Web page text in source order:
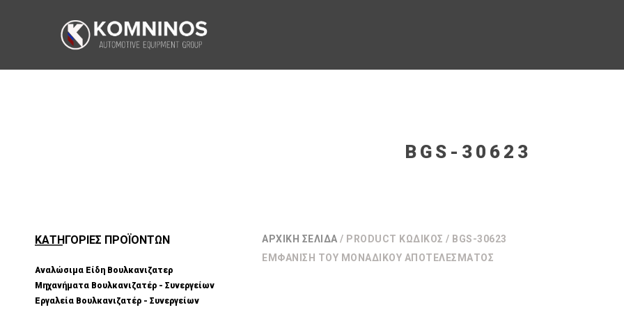
BGS-30623
ΑΡΧΙΚΉ ΣΕΛΊΔΑ / PRODUCT ΚΩΔΙΚΌΣ / BGS-30623
ΕΜΦΆΝΙΣΗ ΤΟΥ ΜΟΝΑΔΙΚΟΎ ΑΠΟΤΕΛΈΣΜΑΤΟΣ
ΚΑΤΗΓΟΡΙΕΣ ΠΡΟΪΟΝΤΩΝ
Αναλώσιμα Είδη Βουλκανιζατερ
Μηχανήματα Βουλκανιζατέρ - Συνεργείων
Εργαλεία Βουλκανιζατέρ - Συνεργείων